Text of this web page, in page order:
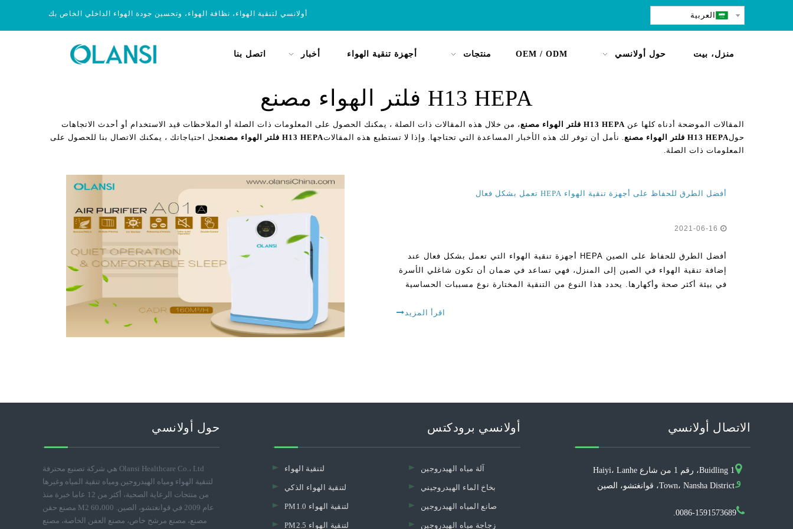
أولانسي لتنقية الهواء، نظافة الهواء، وتحسين جودة الهواء الداخلي الخاص بك العربية
منزل، بيت حول أولانسي OEM / ODM منتجات أجهزة تنقية الهواء أخبار اتصل بنا
H13 HEPA فلتر الهواء مصنع
المقالات الموضحة أدناه كلها عن H13 HEPA فلتر الهواء مصنع
، من خلال هذه المقالات ذات الصلة ، يمكنك الحصول على المعلومات ذات الصلة أو الملاحظات قيد الاستخدام أو أحدث الاتجاهات
حولH13 HEPA فلتر الهواء مصنع . نأمل أن توفر لك هذه الأخبار المساعدة التي تحتاجها. وإذا لا تستطيع هذه المقالاتH13 HEPA فلتر الهواء مصنع
حل احتياجاتك ، يمكنك الاتصال بنا للحصول على
المعلومات ذات الصلة.
أفضل الطرق للحفاظ على أجهزة تنقية الهواء HEPA تعمل بشكل فعال
أفضل الطرق للحفاظ على الصين HEPA أجهزة تنقية الهواء التي تعمل بشكل فعال عند
إضافة تنقية الهواء في الصين إلى المنزل، فهي تساعد في ضمان أن تكون شاغلي الأسرة
في بيئة أكثر صحة وأكهارها. يحدد هذا النوع من التنقية المختارة نوع مسببات الحساسية
اقرأ المزيد
حول أولانسي
Olansi Healthcare Co.، Ltd هي شركة تصنيع محترفة
لتنقية الهواء ومياه الهيدروجين ومياه تنقية المياه وغيرها
من منتجات الرعاية الصحية، أكثر من 12 عاما خبرة منذ
عام 2009 في قوانغتشو، الصين. 60،000 M2 مصنع حقن
مصنع، مصنع مرشح خاص، مصنع العفن الخاصة، مصنع
أولانسي برودكتس
لتنقية الهواء
لتنقية الهواء الذكي
PM1.0 لتنقية الهواء
PM2.5 لتنقية الهواء
آلة مياه الهيدروجين
بخاخ الماء الهيدروجيني
صانع المياه الهيدروجين
زجاجة مياه الهيدروجين
الاتصال أولانسي
و
Buidling 1، رقم 1 من شارع Haiyi، Lanhe
Town، Nansha District، قوانغتشو، الصين
0086-1591573689.